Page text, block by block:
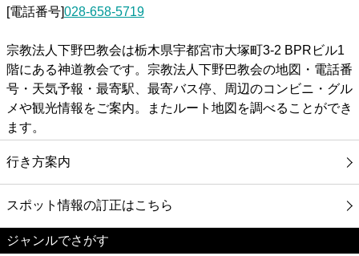
[電話番号]028-658-5719
宗教法人下野巴教会は栃木県宇都宮市大塚町3-2 BPRビル1
階にある神道教会です。宗教法人下野巴教会の地図・電話番
号・天気予報・最寄駅、最寄バス停、周辺のコンビニ・グル
メや観光情報をご案内。またルート地図を調べることができ
ます。
行き方案内
スポット情報の訂正はこちら
ジャンルでさがす